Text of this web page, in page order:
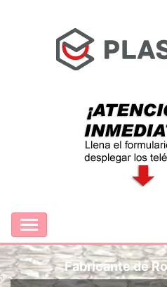
Fabricante de